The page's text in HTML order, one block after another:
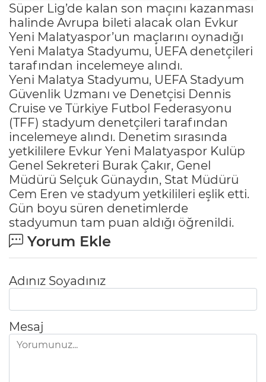
Süper Lig’de kalan son maçını kazanması
halinde Avrupa bileti alacak olan Evkur
Yeni Malatyaspor’un maçlarını oynadığı
Yeni Malatya Stadyumu, UEFA denetçileri
tarafından incelemeye alındı.
Yeni Malatya Stadyumu, UEFA Stadyum
Güvenlik Uzmanı ve Denetçisi Dennis
Cruise ve Türkiye Futbol Federasyonu
(TFF) stadyum denetçileri tarafından
incelemeye alındı. Denetim sırasında
yetkililere Evkur Yeni Malatyaspor Kulüp
Genel Sekreteri Burak Çakır, Genel
Müdürü Selçuk Günaydın, Stat Müdürü
Cem Eren ve stadyum yetkilileri eşlik etti.
Gün boyu süren denetimlerde
stadyumun tam puan aldığı öğrenildi.
Yorum Ekle
Adınız Soyadınız
Mesaj